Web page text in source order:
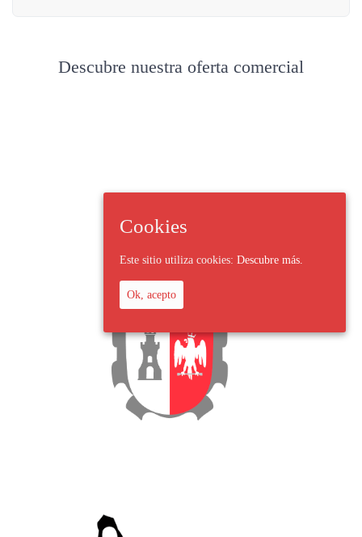
Descubre nuestra oferta comercial
Cookies
Este sitio utiliza cookies: Descubre más.
Ok, acepto